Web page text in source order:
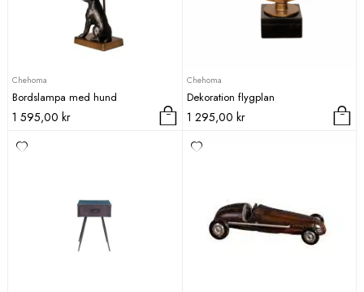
Chehoma
Bordslampa med hund
1 595,00 kr
Chehoma
Dekoration flygplan
1 295,00 kr